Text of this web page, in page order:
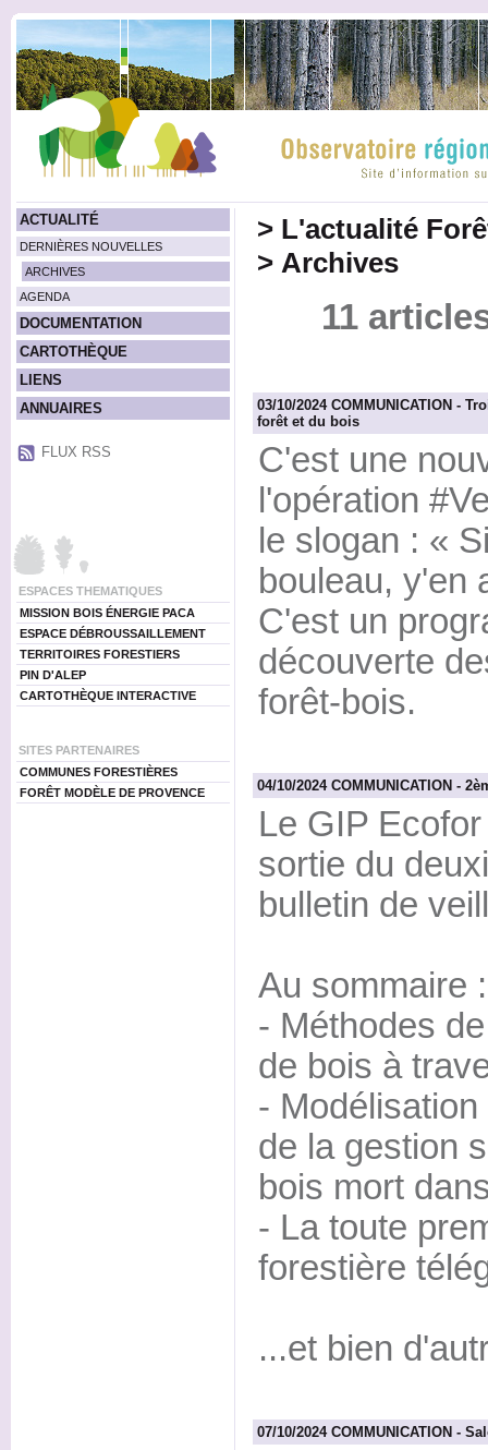
ACTUALITÉ
DERNIÈRES NOUVELLES
ARCHIVES
AGENDA
DOCUMENTATION
CARTOTHÈQUE
LIENS
ANNUAIRES
FLUX RSS
ESPACES THEMATIQUES
MISSION BOIS ÉNERGIE PACA
ESPACE DÉBROUSSAILLEMENT
TERRITOIRES FORESTIERS
PIN D'ALEP
CARTOTHÈQUE INTERACTIVE
SITES PARTENAIRES
COMMUNES FORESTIÈRES
FORÊT MODÈLE DE PROVENCE
> L'actualité
> Archives
11
03/10/2024 COMMUNICATION -
forêt et du bois
C'est une
l'opération
le slogan : «
bouleau, y'en
C'est un
découverte
forêt-bois.
04/10/2024 COMMUNICATION -
Le GIP
sortie du
bulletin de
Au sommaire
- Méthodes
de bois à
-
de la gestion
bois mort
- La toute
forestière
...et bien
07/10/2024 COMMUNICATION -